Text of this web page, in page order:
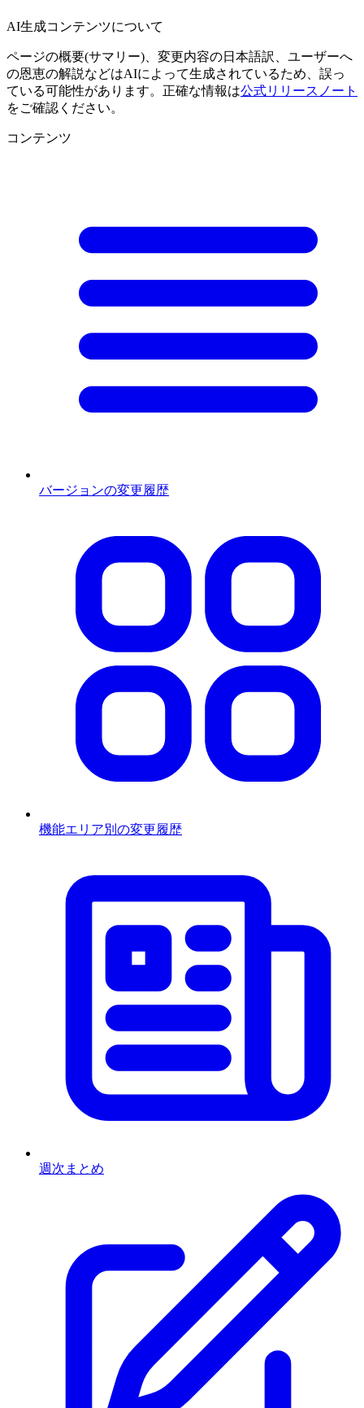
AI生成コンテンツについて
ページの概要(サマリー)、変更内容の日本語訳、ユーザーへ
の恩恵の解説などはAIによって生成されているため、誤っ
ている可能性があります。正確な情報は公式リリースノート
をご確認ください。
コンテンツ
バージョンの変更履歴
機能エリア別の変更履歴
週次まとめ